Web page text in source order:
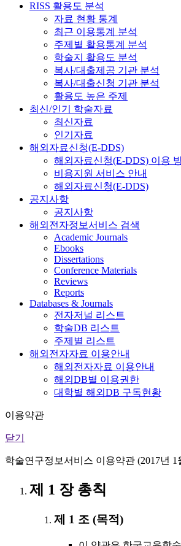
RISS 활용도 분석
자료 현황 통계
최근 이용통계 분석
주제별 활용통계 분석
학술지 활용도 분석
복사/대출제공 기관 분석
복사/대출신청 기관 분석
활용도 높은 주제
최신/인기 학술자료
최신자료
인기자료
해외자료신청(E-DDS)
해외자료신청(E-DDS) 이용
비용지원 서비스 안내
해외자료신청(E-DDS)
공지사항
공지사항
해외전자정보서비스 검색
Academic Journals
Ebooks
Dissertations
Conference Materials
Reviews
Reports
Databases & Journals
전자저널 리스트
학술DB 리스트
주제별 리스트
해외전자자료 이용안내
해외전자자료 이용안내
해외DB별 이용권한
대학별 해외DB 구독현황
이용약관
닫기
학술연구정보서비스 이용약관 (2017년 1
제 1 장 총칙
제 1 조 (목적)